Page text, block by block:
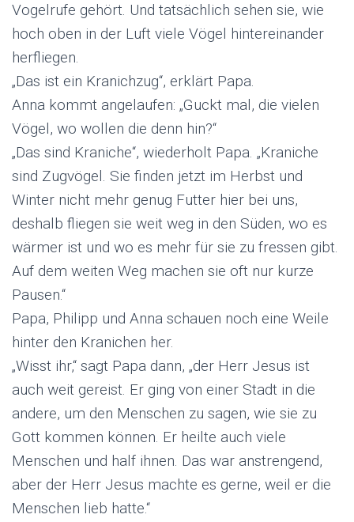
Vogelrufe gehört. Und tatsächlich sehen sie, wie
hoch oben in der Luft viele Vögel hintereinander
herfliegen.
„Das ist ein Kranichzug“, erklärt Papa.
Anna kommt angelaufen: „Guckt mal, die vielen
Vögel, wo wollen die denn hin?“
„Das sind Kraniche“, wiederholt Papa. „Kraniche
sind Zugvögel. Sie finden jetzt im Herbst und
Winter nicht mehr genug Futter hier bei uns,
deshalb fliegen sie weit weg in den Süden, wo es
wärmer ist und wo es mehr für sie zu fressen gibt.
Auf dem weiten Weg machen sie oft nur kurze
Pausen.“
Papa, Philipp und Anna schauen noch eine Weile
hinter den Kranichen her.
„Wisst ihr,“ sagt Papa dann, „der Herr Jesus ist
auch weit gereist. Er ging von einer Stadt in die
andere, um den Menschen zu sagen, wie sie zu
Gott kommen können. Er heilte auch viele
Menschen und half ihnen. Das war anstrengend,
aber der Herr Jesus machte es gerne, weil er die
Menschen lieb hatte.“